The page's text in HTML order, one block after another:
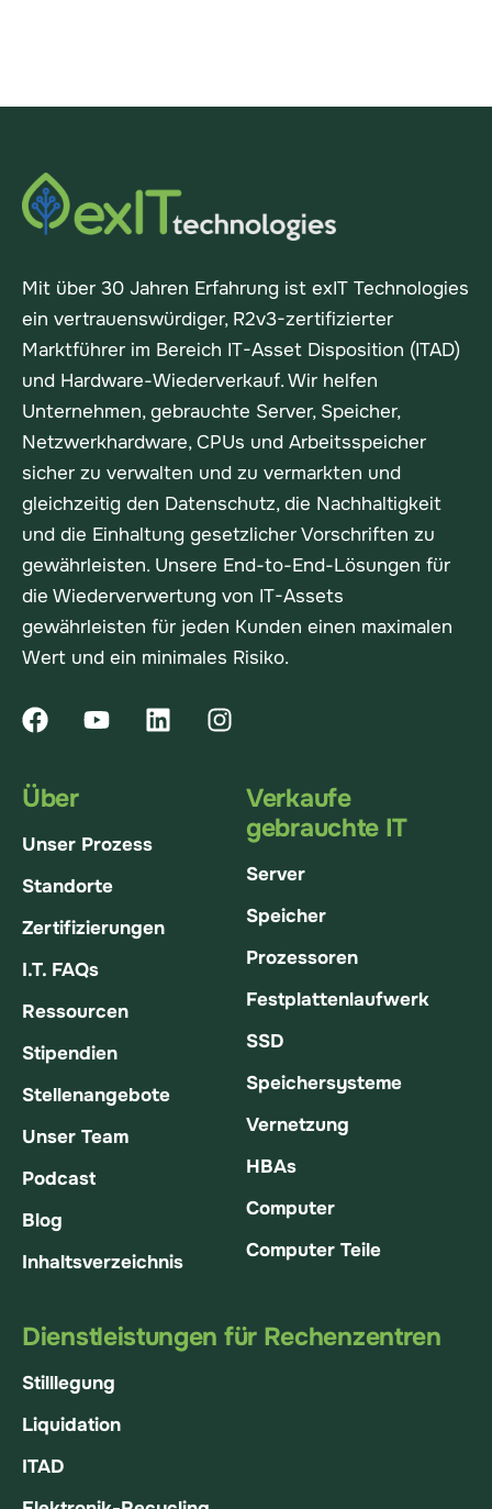
Mit über 30 Jahren Erfahrung ist exIT Technologies
ein vertrauenswürdiger, R2v3-zertifizierter
Marktführer im Bereich IT-Asset Disposition (ITAD)
und Hardware-Wiederverkauf. Wir helfen
Unternehmen, gebrauchte Server, Speicher,
Netzwerkhardware, CPUs und Arbeitsspeicher
sicher zu verwalten und zu vermarkten und
gleichzeitig den Datenschutz, die Nachhaltigkeit
und die Einhaltung gesetzlicher Vorschriften zu
gewährleisten. Unsere End-to-End-Lösungen für
die Wiederverwertung von IT-Assets
gewährleisten für jeden Kunden einen maximalen
Wert und ein minimales Risiko.
Über
Unser Prozess
Standorte
Zertifizierungen
I.T. FAQs
Ressourcen
Stipendien
Stellenangebote
Unser Team
Podcast
Blog
Inhaltsverzeichnis
Verkaufe
gebrauchte IT
Server
Speicher
Prozessoren
Festplattenlaufwerk
SSD
Speichersysteme
Vernetzung
HBAs
Computer
Computer Teile
Dienstleistungen für Rechenzentren
Stilllegung
Liquidation
ITAD